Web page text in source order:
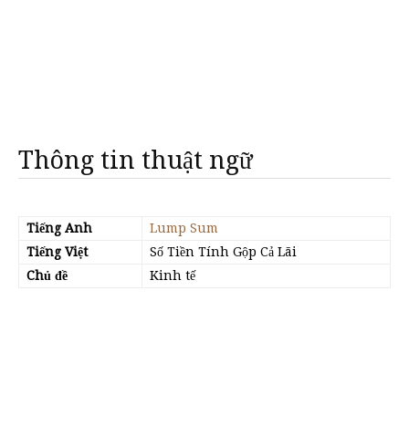
Thông tin thuật ngữ
Tiếng Anh
Lump Sum
Tiếng Việt
Số Tiền Tính Gộp Cả Lãi
Chủ đề
Kinh tế